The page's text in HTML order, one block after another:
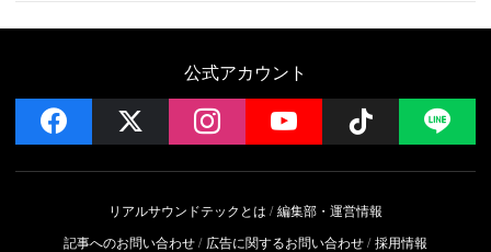
公式アカウント
facebook instagramYouTube Follow
リアルサウンドテックとは
編集部・運営情報
記事へのお問い合わせ
広告に関するお問い合わせ 採用情報